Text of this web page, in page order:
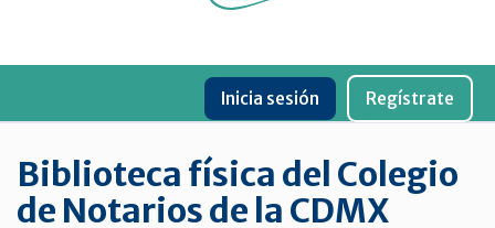
Jurídica
virtual
de
Inicia sesión Regístrate
Biblioteca física del Colegio
de Notarios de la CDMX